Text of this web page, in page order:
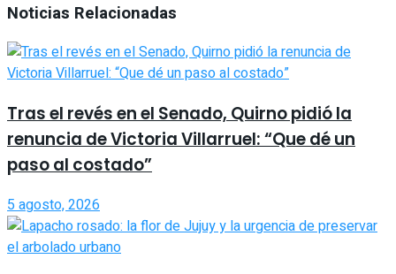
Noticias Relacionadas
Tras el revés en el Senado, Quirno pidió la
renuncia de Victoria Villarruel: “Que dé un
paso al costado”
5 agosto, 2026